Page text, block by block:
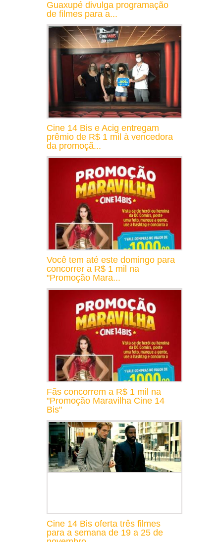
Guaxupé divulga programação
de filmes para a...
Cine 14 Bis e Acig entregam
prêmio de R$ 1 mil à vencedora
da promoçã...
Você tem até este domingo para
concorrer a R$ 1 mil na
"Promoção Mara...
Fãs concorrem a R$ 1 mil na
"Promoção Maravilha Cine 14
Bis"
Cine 14 Bis oferta três filmes
para a semana de 19 a 25 de